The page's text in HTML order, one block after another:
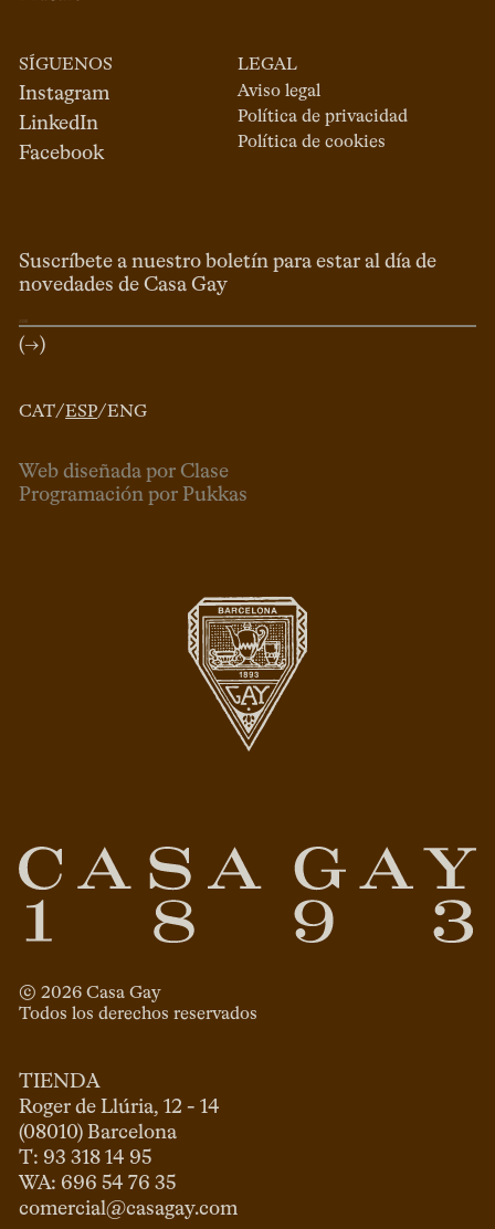
SÍGUENOS
Instagram
LinkedIn
Facebook
LEGAL
Aviso legal
Política de privacidad
Política de cookies
CAT/ESP/ENG
Suscríbete a nuestro boletín para estar al día de
novedades de Casa Gay
(→)
Web diseñada por Clase
Programación por Pukkas
© 2026 Casa Gay
Todos los derechos reservados
TIENDA
Roger de Llúria, 12 - 14
(08010) Barcelona
T: 93 318 14 95
comercial@casagay.com